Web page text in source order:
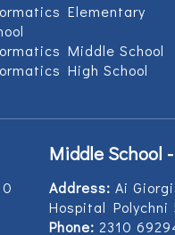
Elementary
Middle School
High School
Middle School
Address: Ai
Hospital Polychni
Phone: 2310